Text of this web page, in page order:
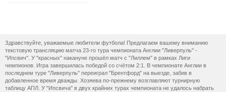
Здравствуйте, уважаемые любители футбола! Предлагаем вашему вниманию
текстовую трансляцию матча 23-го тура чемпионата Англии "Ливерпуль" -
"Ипсвич". У "красных" накануне прошёл матч с "Лиллем" в рамках Лиги
чемпионов. Игра завершилась победой со счётом 2:1. В чемпионате Англии в
последнем туре "Ливерпуль" переиграл "Брентфорд" на выезде, забив в
добавленное время дважды. Хозяева по-прежнему возглавляют турнирную
таблицу АПЛ. У "Ипсвича" в двух крайних турах чемпионата не удалось набрать